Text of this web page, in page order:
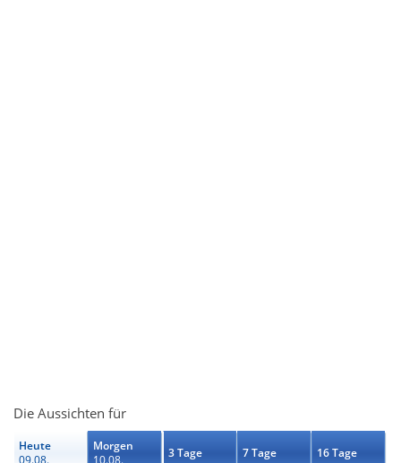
Die Aussichten für
Heute
Morgen
3 Tage 7 Tage 16 Tage